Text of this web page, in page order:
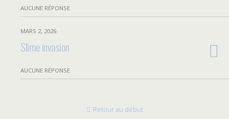
AUCUNE RÉPONSE
MARS 2, 2026
Slime invasion
AUCUNE RÉPONSE
Retour au début